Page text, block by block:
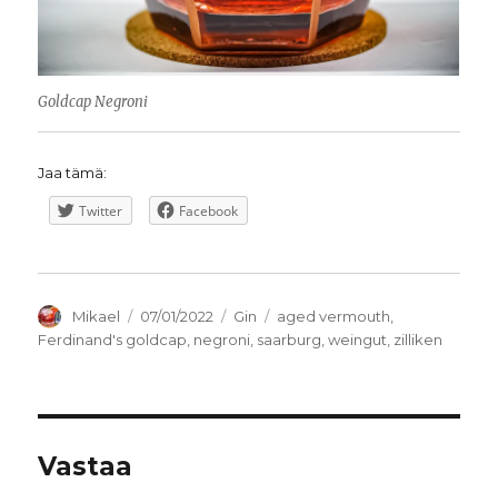
Goldcap Negroni
Jaa tämä:
Twitter Facebook
Kirjoittaja
Mikael Julkaistu
07/01/2022 Kategoriat
Gin Avainsanat
aged vermouth
Ferdinand's goldcap negroni saarburg ,weingut zilliken
Vastaa